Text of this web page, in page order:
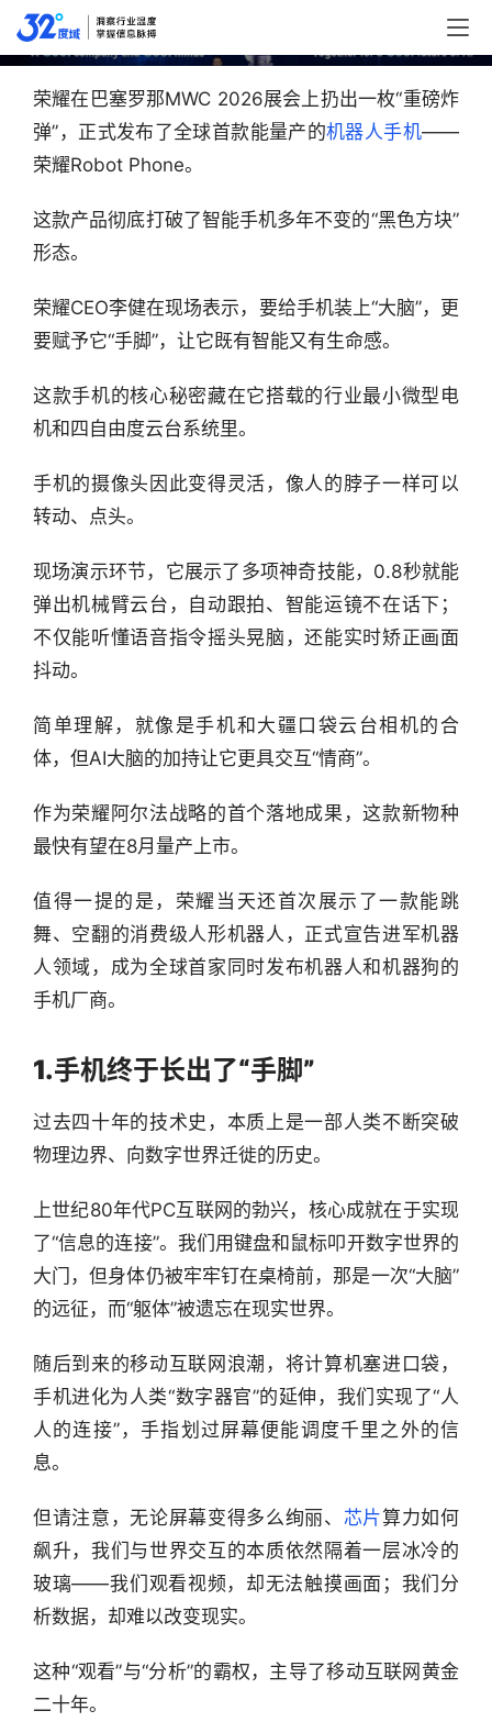
是死路？
荣耀在巴塞罗那MWC 2026展会上扔出一枚“重磅炸
弹”，正式发布了全球首款能量产的机器人手机——
荣耀Robot Phone。
这款产品彻底打破了智能手机多年不变的“黑色方块”
形态。
荣耀CEO李健在现场表示，要给手机装上“大脑”，更
要赋予它“手脚”，让它既有智能又有生命感。
这款手机的核心秘密藏在它搭载的行业最小微型电
机和四自由度云台系统里。
手机的摄像头因此变得灵活，像人的脖子一样可以
转动、点头。
现场演示环节，它展示了多项神奇技能，0.8秒就能
弹出机械臂云台，自动跟拍、智能运镜不在话下；
不仅能听懂语音指令摇头晃脑，还能实时矫正画面
抖动。
简单理解，就像是手机和大疆口袋云台相机的合
体，但AI大脑的加持让它更具交互“情商”。
作为荣耀阿尔法战略的首个落地成果，这款新物种
最快有望在8月量产上市。
值得一提的是，荣耀当天还首次展示了一款能跳
舞、空翻的消费级人形机器人，正式宣告进军机器
人领域，成为全球首家同时发布机器人和机器狗的
手机厂商。
1.手机终于长出了“手脚”
过去四十年的技术史，本质上是一部人类不断突破
物理边界、向数字世界迁徙的历史。
上世纪80年代PC互联网的勃兴，核心成就在于实现
了“信息的连接”。我们用键盘和鼠标叩开数字世界的
大门，但身体仍被牢牢钉在桌椅前，那是一次“大脑”
的远征，而“躯体”被遗忘在现实世界。
随后到来的移动互联网浪潮，将计算机塞进口袋，
手机进化为人类“数字器官”的延伸，我们实现了“人
人的连接”，手指划过屏幕便能调度千里之外的信
息。
但请注意，无论屏幕变得多么绚丽、 芯片算力如何
飙升，我们与世界交互的本质依然隔着一层冰冷的
玻璃——我们观看视频，却无法触摸画面；我们分
析数据，却难以改变现实。
这种“观看”与“分析”的霸权，主导了移动互联网黄金
二十年。